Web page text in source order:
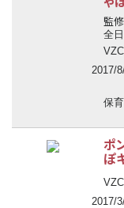
監修
全
2017/
保
ポ
ぽ
2017/